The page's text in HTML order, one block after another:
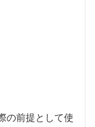
の前提として使